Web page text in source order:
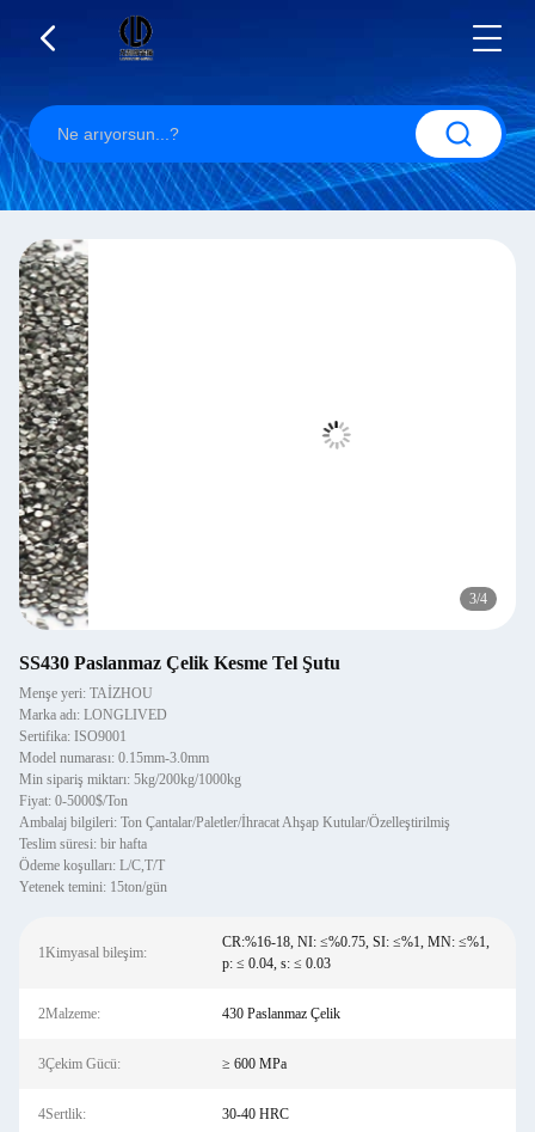
4/4
SS430 Paslanmaz Çelik Kesme Tel Şutu
Menşe yeri: TAİZHOU
Marka adı: LONGLIVED
Sertifika: ISO9001
Model numarası: 0.15mm-3.0mm
Min sipariş miktarı: 5kg/200kg/1000kg
Fiyat: 0-5000$/Ton
Ambalaj bilgileri: Ton Çantalar/Paletler/İhracat Ahşap Kutular/Özelleştirilmiş
Teslim süresi: bir hafta
Ödeme koşulları: L/C,T/T
Yetenek temini: 15ton/gün
1Kimyasal bileşim:
CR:%16-18, NI: ≤%0.75, SI: ≤%1, MN: ≤%1,
p: ≤ 0.04, s: ≤ 0.03
2Malzeme: 430 Paslanmaz Çelik
3Çekim Gücü: ≥ 600 MPa
4Sertlik: 30-40 HRC